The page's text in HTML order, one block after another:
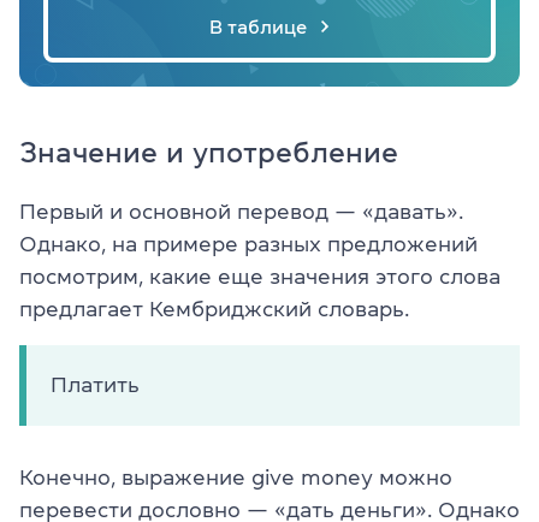
В таблице
Значение и употребление
Первый и основной перевод — «давать».
Однако, на примере разных предложений
посмотрим, какие еще значения этого слова
предлагает Кембриджский словарь.
Платить
Конечно, выражение give money можно
перевести дословно — «дать деньги». Однако